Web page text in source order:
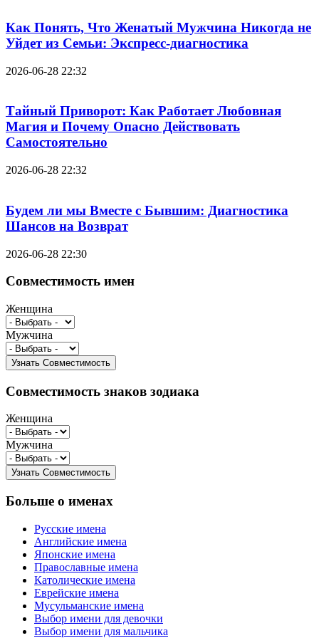
Как Понять, Что Женатый Мужчина Никогда не
Уйдет из Семьи: Экспресс-диагностика
2026-06-28 22:32
Тайный Приворот: Как Работает Любовная
Магия и Почему Опасно Действовать
Самостоятельно
2026-06-28 22:32
Будем ли мы Вместе с Бывшим: Диагностика
Шансов на Возврат
2026-06-28 22:30
Совместимость имен
Женщина
Мужчина
Совместимость знаков зодиака
Женщина
Мужчина
Больше о именах
Русские имена
Английские имена
Японские имена
Православные имена
Католические имена
Еврейские имена
Мусульманские имена
Выбор имени для девочки
Выбор имени для мальчика